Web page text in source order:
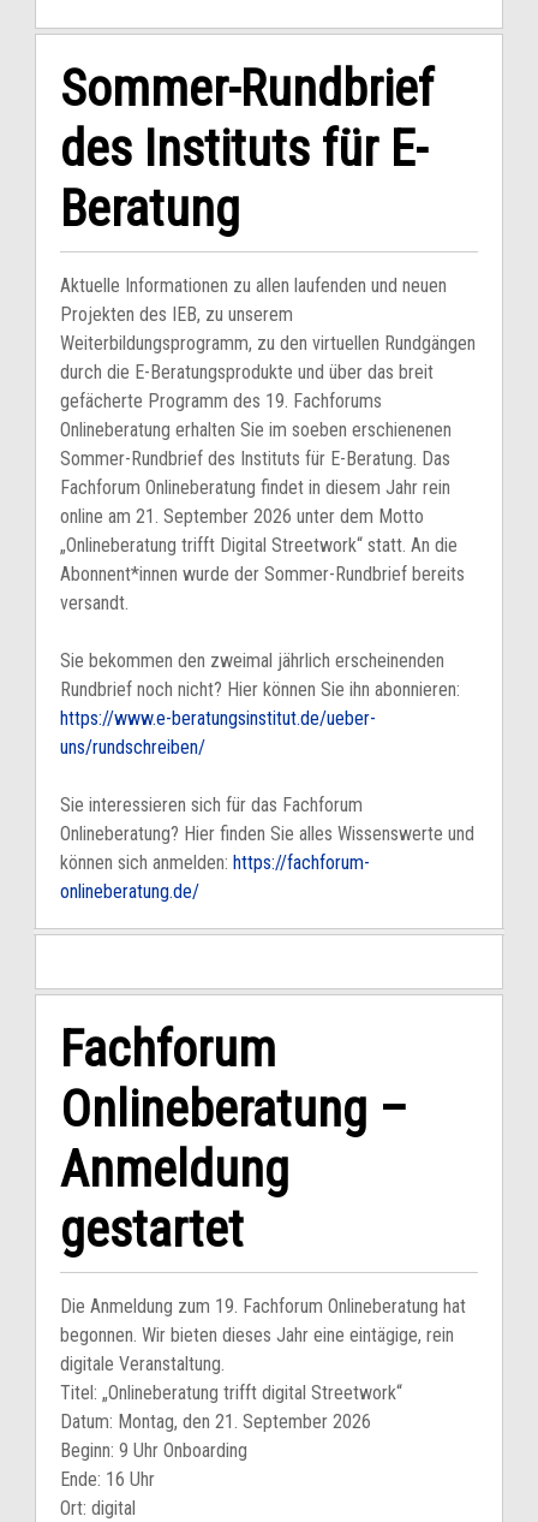
Sommer-Rundbrief
des Instituts für E-
Beratung
Aktuelle Informationen zu allen laufenden und neuen
Projekten des IEB, zu unserem
Weiterbildungsprogramm, zu den virtuellen Rundgängen
durch die E-Beratungsprodukte und über das breit
gefächerte Programm des 19. Fachforums
Onlineberatung erhalten Sie im soeben erschienenen
Sommer-Rundbrief des Instituts für E-Beratung. Das
Fachforum Onlineberatung findet in diesem Jahr rein
online am 21. September 2026 unter dem Motto
„Onlineberatung trifft Digital Streetwork“ statt. An die
Abonnent*innen wurde der Sommer-Rundbrief bereits
versandt.
Sie bekommen den zweimal jährlich erscheinenden
Rundbrief noch nicht? Hier können Sie ihn abonnieren:
https://www.e-beratungsinstitut.de/ueber-
uns/rundschreiben/
Sie interessieren sich für das Fachforum
Onlineberatung? Hier finden Sie alles Wissenswerte und
können sich anmelden: https://fachforum-
onlineberatung.de/
Fachforum
Onlineberatung –
Anmeldung
gestartet
Die Anmeldung zum 19. Fachforum Onlineberatung hat
begonnen. Wir bieten dieses Jahr eine eintägige, rein
digitale Veranstaltung.
Titel: „Onlineberatung trifft digital Streetwork“
Datum: Montag, den 21. September 2026
Beginn: 9 Uhr Onboarding
Ende: 16 Uhr
Ort: digital